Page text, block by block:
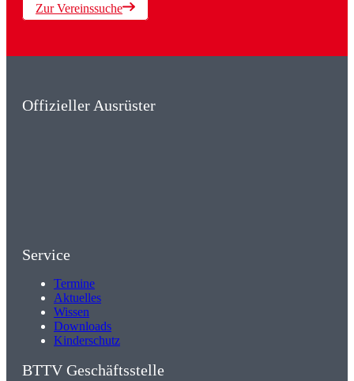
Zur Vereinssuche
Offizieller Ausrüster
Service
Termine
Aktuelles
Wissen
Downloads
Kinderschutz
BTTV Geschäftsstelle